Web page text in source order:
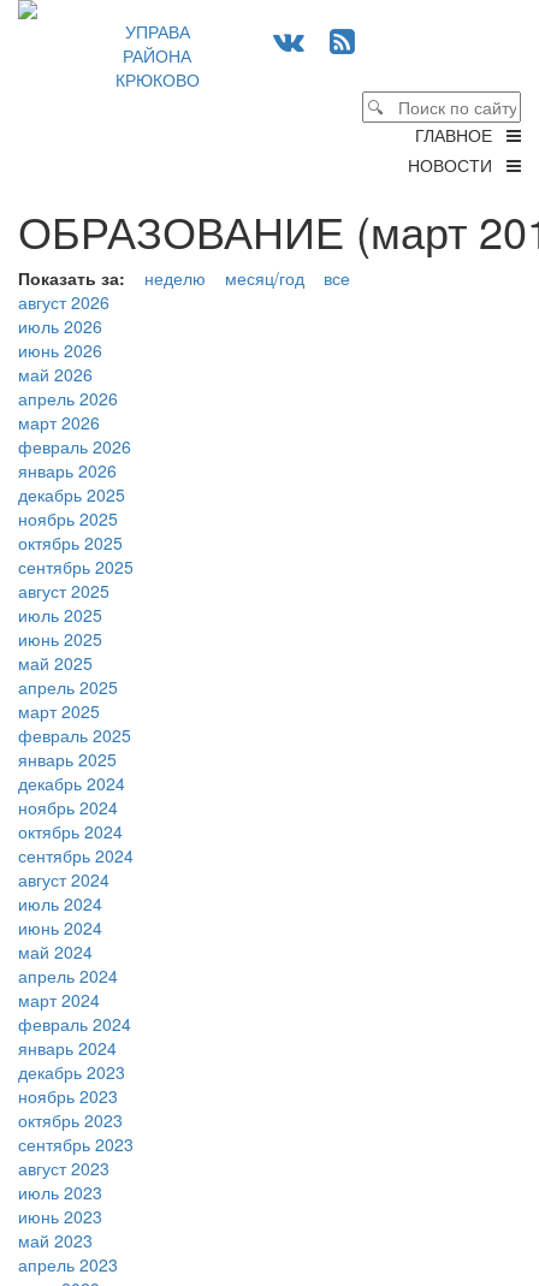
УПРАВА
РАЙОНА
КРЮКОВО
ГЛАВНОЕ
НОВОСТИ
ОБРАЗОВАНИЕ (март
Показать за: неделю месяц/год
все
август 2026
июль 2026
июнь 2026
май 2026
апрель 2026
март 2026
февраль 2026
январь 2026
декабрь 2025
ноябрь 2025
октябрь 2025
сентябрь 2025
август 2025
июль 2025
июнь 2025
май 2025
апрель 2025
март 2025
февраль 2025
январь 2025
декабрь 2024
ноябрь 2024
октябрь 2024
сентябрь 2024
август 2024
июль 2024
июнь 2024
май 2024
апрель 2024
март 2024
февраль 2024
январь 2024
декабрь 2023
ноябрь 2023
октябрь 2023
сентябрь 2023
август 2023
июль 2023
июнь 2023
май 2023
апрель 2023